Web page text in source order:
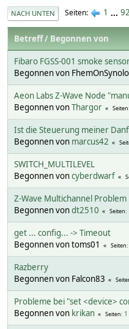
NACH UNTEN Seiten 1 ... 92
Betreff/ Begonnen von
Fibaro FGSS-001 smoke
Begonnen von
Aeon Labs Z-Wave Node
Begonnen vonThargor Seiten
Ist die Steuerung meiner
Begonnen von marcus42
SWITCH_MULTILEVEL
Begonnen voncyberdwarf
Z-Wave Multichannel Problem
Begonnen vondt2510 Seiten
get ... config... -> Timeout
Begonnen von toms01
Seiten
Razberry
Begonnen von Falcon83
Probleme bei "set <device>
Begonnen von krikan Seiten 1